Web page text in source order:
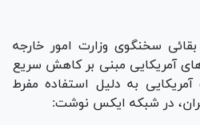
سخنگوی وزارت امور خارجه
آمریکایی مبنی بر کاهش سریع
به دلیل استفاده مفرط
در شبکه ایکس نوشت: